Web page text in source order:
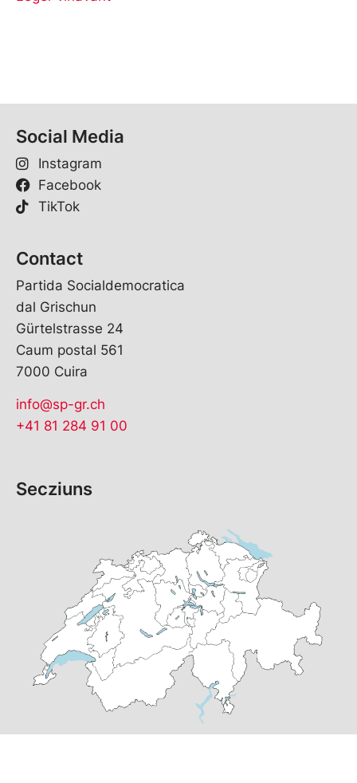
Social Media
Instagram
Facebook
TikTok
Contact
Partida Socialdemocratica
dal Grischun
Gürtelstrasse 24
Caum postal 561
7000 Cuira
info@sp-gr.ch
+41 81 284 91 00
Secziuns